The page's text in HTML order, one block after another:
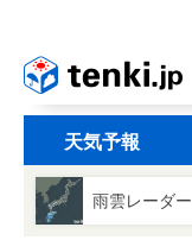
天気予報
雨雲レーダー